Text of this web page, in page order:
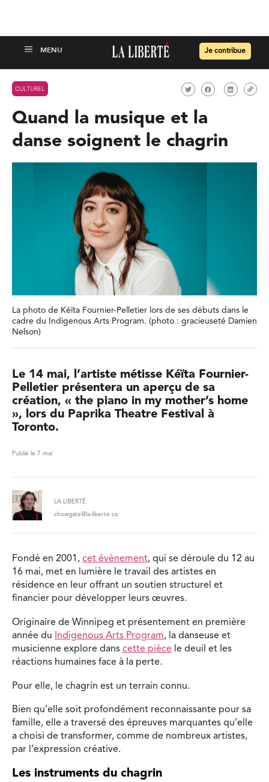
Je contribue
CULTUREL
Quand la musique et la
danse soignent le chagrin
La photo de Kéïta Fournier-Pelletier lors de ses débuts dans le
cadre du Indigenous Arts Program. (photo : gracieuseté Damien
Nelson)
Le 14 mai, l’artiste métisse Kéïta Fournier-
Pelletier présentera un aperçu de sa
création, « the piano in my mother’s home
», lors du Paprika Theatre Festival à
Toronto.
Publié le 7 mai
LA LIBERTÉ
chowgate@la-liberte.ca
Fondé en 2001, cet évènement, qui se déroule du 12 au
16 mai, met en lumière le travail des artistes en
résidence en leur offrant un soutien structurel et
financier pour développer leurs œuvres.
Originaire de Winnipeg et présentement en première
année du
Indigenous Arts Program, la danseuse et
musicienne explore dans cette pièce le deuil et les
réactions humaines face à la perte.
Pour elle, le chagrin est un terrain connu.
Bien qu’elle soit profondément reconnaissante pour sa
famille, elle a traversé des épreuves marquantes qu’elle
a choisi de transformer, comme de nombreux artistes,
par l’expression créative.
Les instruments du chagrin